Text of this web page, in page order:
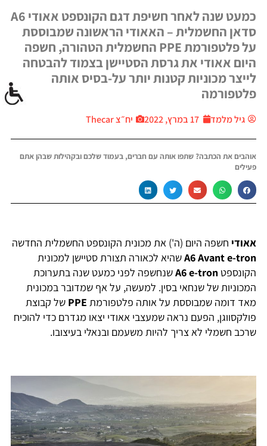
כמעט שנה לאחר חשיפת דגם הקונספט אאודי A6
סדאן החשמלית – האאודי הראשונה שמבוססת
על פלטפורמת PPE החשמלית הטהורה, חשפה
היום אאודי את גרסת הסטיישן בצמוד להבטחה
לייצר מכוניות קטנות יותר על-בסיס אותה
פלטפורמה
גיל מלמד 17 במרץ, 2022 יח״צ Thecar
אוהבים את הכתבה? שתפו אותה עם חברים, בעמוד שלכם ובקהילות שבהן אתם
פעילים
אאודי חשפה היום (ה') את מכונית הקונספט החשמלית החדשה
A6 Avant e-tronשהיא לכאורה תצורת סטיישן למכונית
הקונספט A6 e-tronשנחשפה לפני כמעט שנה בתערוכת
המכוניות של שנחאי בסין. למעשה, על אף שמדובר במכונית
מאד דומה שמבוססת על אותה פלטפורמת PPE של קבוצת
פולקסווגן, הפעם נראה שמעצבי אאודי יצאו מגדרם כדי להוכיח
שרכב חשמלי לא צריך להיות משעמם ובנאלי בעיצובו.